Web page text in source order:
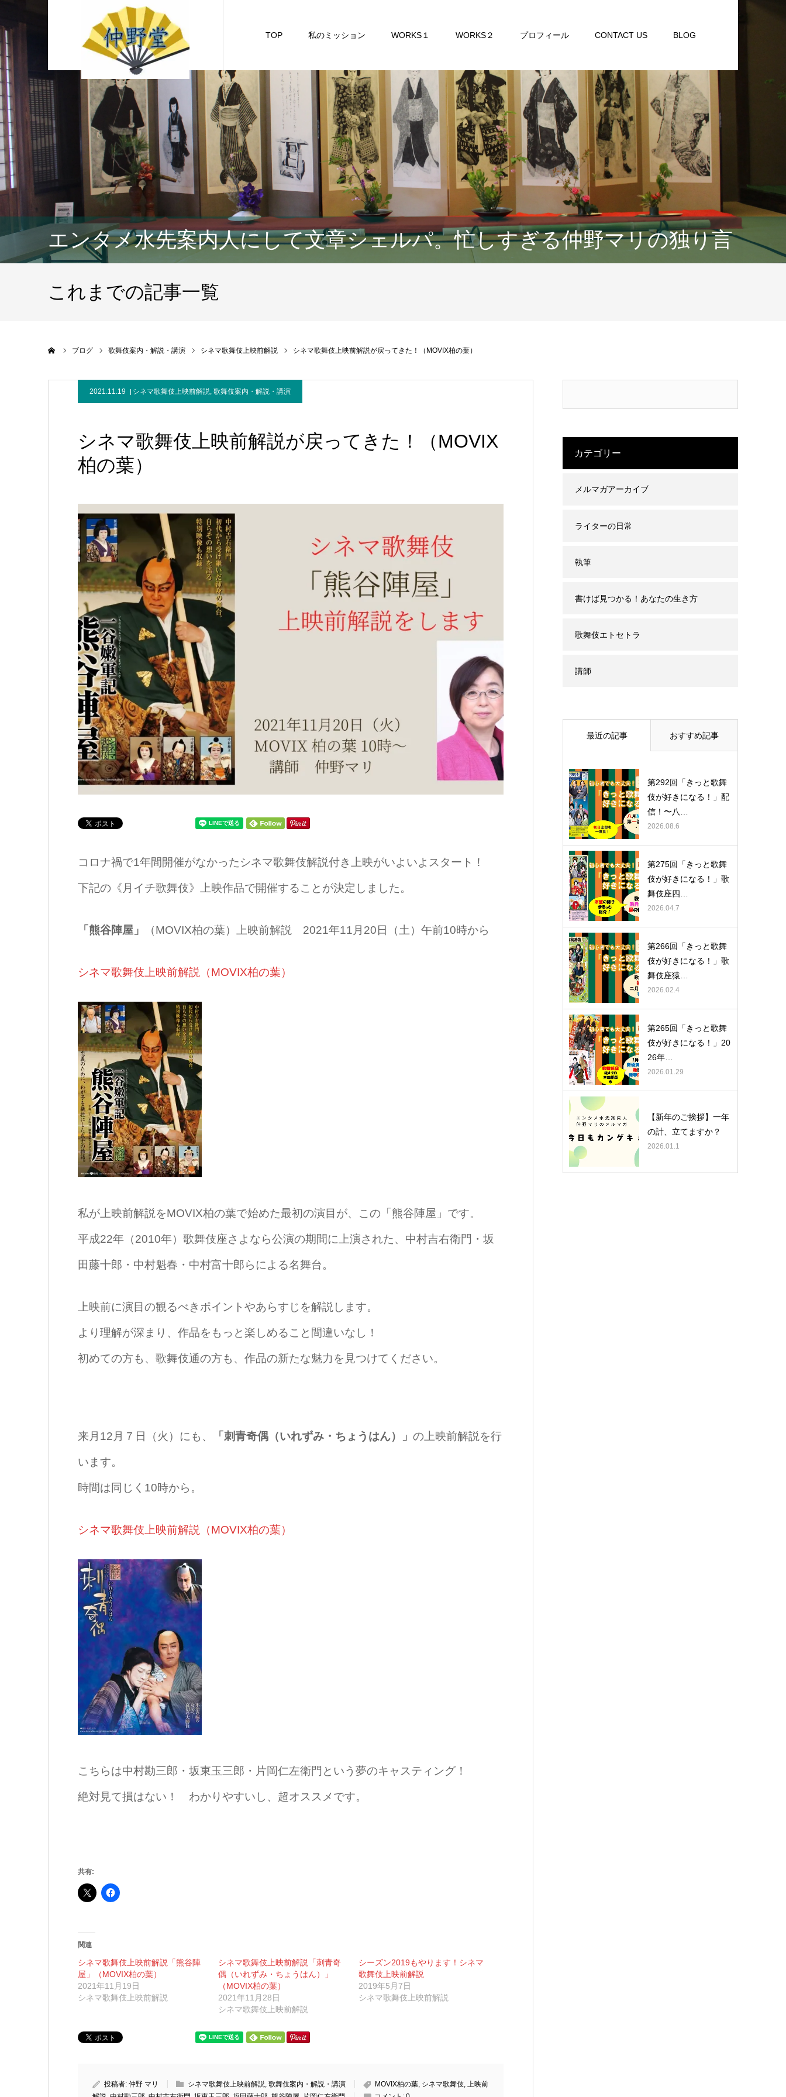
TOP 私のミッション WORKS１ WORKS２ プロフィール CONTACT US BLOG
エンタメ水先案内人にして文章シェルパ。忙しすぎる仲野マリの独り言
これまでの記事一覧
ブログ 歌舞伎案内・解説・講演 シネマ歌舞伎上映前解説 シネマ歌舞伎上映前解説が戻ってきた！（MOVIX柏の葉）
2021.11.19 シネマ歌舞伎上映前解説, 歌舞伎案内・解説・講演
シネマ歌舞伎上映前解説が戻ってきた！（MOVIX
柏の葉）
コロナ禍で1年間開催がなかったシネマ歌舞伎解説付き上映がいよいよスタート！
下記の《月イチ歌舞伎》上映作品で開催することが決定しました。
「熊谷陣屋」 （MOVIX柏の葉）上映前解説 2021年11月20日（土）午前10時から
シネマ歌舞伎上映前解説（MOVIX柏の葉）
私が上映前解説をMOVIX柏の葉で始めた最初の演目が、この「熊谷陣屋」です。
平成22年（2010年）歌舞伎座さよなら公演の期間に上演された、中村吉右衛門・坂
田藤十郎・中村魁春・中村富十郎らによる名舞台。
上映前に演目の観るべきポイントやあらすじを解説します。
より理解が深まり、作品をもっと楽しめること間違いなし！
初めての方も、歌舞伎通の方も、作品の新たな魅力を見つけてください。
来月12月７日（火）にも、 「刺青奇偶（いれずみ・ちょうはん）」 の上映前解説を行
います。
時間は同じく10時から。
シネマ歌舞伎上映前解説（MOVIX柏の葉）
こちらは中村勘三郎・坂東玉三郎・片岡仁左衛門という夢のキャスティング！
絶対見て損はない！ わかりやすいし、超オススメです。
共有:
関連
シネマ歌舞伎上映前解説「熊谷陣
屋」（MOVIX柏の葉）
2021年11月19日
シネマ歌舞伎上映前解説
シネマ歌舞伎上映前解説「刺青奇
偶（いれずみ・ちょうはん）」
（MOVIX柏の葉）
2021年11月28日
シネマ歌舞伎上映前解説
シーズン2019もやります！シネマ
歌舞伎上映前解説
2019年5月7日
シネマ歌舞伎上映前解説
投稿者: 仲野 マリ シネマ歌舞伎上映前解説, 歌舞伎案内・解説・講演 MOVIX柏の葉, シネマ歌舞伎, 上映前
カテゴリー
メルマガアーカイブ
ライターの日常
執筆
書けば見つかる！あなたの生き方
歌舞伎エトセトラ
講師
最近の記事 おすすめ記事
第292回「きっと歌舞
伎が好きになる！」配
信！〜八…
2026.08.6
第275回「きっと歌舞
伎が好きになる！」歌
舞伎座四…
2026.04.7
第266回「きっと歌舞
伎が好きになる！」歌
舞伎座猿…
2026.02.4
第265回「きっと歌舞
伎が好きになる！」20
26年…
2026.01.29
【新年のご挨拶】一年
の計、立てますか？
2026.01.1